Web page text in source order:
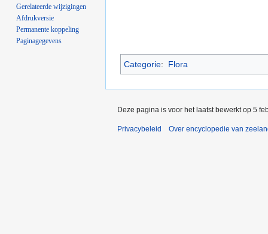
Categorie: Flora
Gerelateerde wijzigingen
Afdrukversie
Permanente koppeling
Paginagegevens
Deze pagina is voor het laatst bewerkt op 5
Privacybeleid Over encyclopedie van